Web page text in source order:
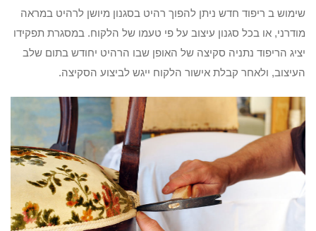
שימוש ב ריפוד חדש ניתן להפוך רהיט בסגנון מיושן לרהיט במראה
מודרני, או בכל סגנון עיצוב על פי טעמו של הלקוח. במסגרת תפקידו
יציג הריפוד נתניה סקיצה של האופן שבו הרהיט יחודש בתום שלב
העיצוב, ולאחר קבלת אישור הלקוח ייגש לביצוע הסקיצה.